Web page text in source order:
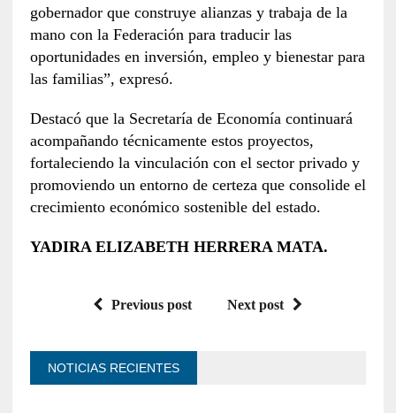
gobernador que construye alianzas y trabaja de la
mano con la Federación para traducir las
oportunidades en inversión, empleo y bienestar para
las familias”, expresó.
Destacó que la Secretaría de Economía continuará
acompañando técnicamente estos proyectos,
fortaleciendo la vinculación con el sector privado y
promoviendo un entorno de certeza que consolide el
crecimiento económico sostenible del estado.
YADIRA ELIZABETH HERRERA MATA.
Previous post Next post
NOTICIAS RECIENTES